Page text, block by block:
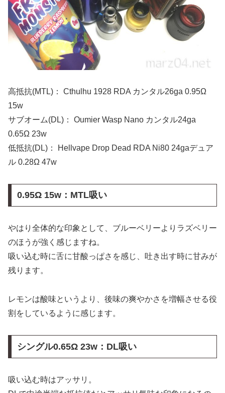
高抵抗(MTL)： Cthulhu 1928 RDA カンタル26ga 0.95Ω
15w
サブオーム(DL)： Oumier Wasp Nano カンタル24ga
0.65Ω 23w
低抵抗(DL)： Hellvape Drop Dead RDA Ni80 24gaデュア
ル 0.28Ω 47w
0.95Ω 15w：MTL吸い
やはり全体的な印象として、ブルーベリーよりラズベリー
のほうが強く感じますね。
吸い込む時に舌に甘酸っぱさを感じ、吐き出す時に甘みが
残ります。
レモンは酸味というより、後味の爽やかさを増幅させる役
割をしているように感じます。
シングル0.65Ω 23w：DL吸い
吸い込む時はアッサリ。